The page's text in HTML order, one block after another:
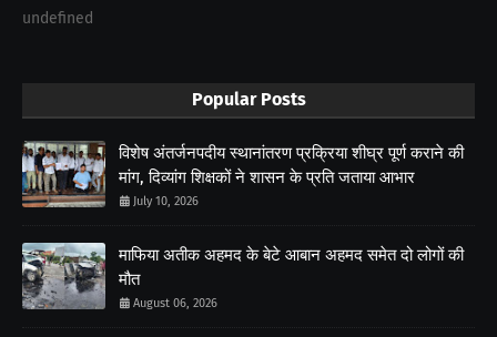
undefined
Popular Posts
विशेष अंतर्जनपदीय स्थानांतरण प्रक्रिया शीघ्र पूर्ण कराने की
मांग, दिव्यांग शिक्षकों ने शासन के प्रति जताया आभार
July 10, 2026
माफिया अतीक अहमद के बेटे आबान अहमद समेत दो लोगों की
मौत
August 06, 2026